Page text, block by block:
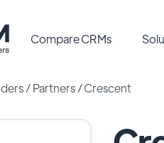
Compare CRMs
/Partners /Crescent